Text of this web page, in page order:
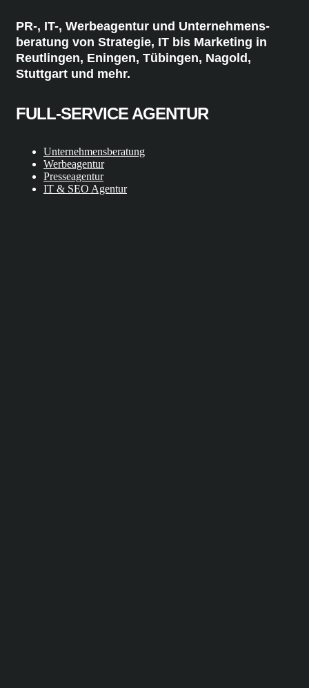
PR-, IT-, Werbeagentur und Unternehmens-
beratung von Strategie, IT bis Marketing in
Reutlingen, Eningen, Tübingen, Nagold,
Stuttgart und mehr.
FULL-SERVICE AGENTUR
Unternehmensberatung
Werbeagentur
Presseagentur
IT & SEO Agentur